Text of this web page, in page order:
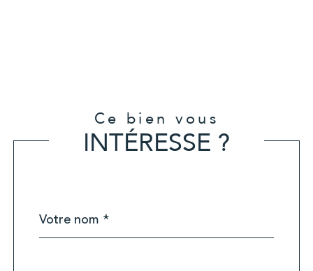
Ce bien vous
INTÉRESSE ?
par
*